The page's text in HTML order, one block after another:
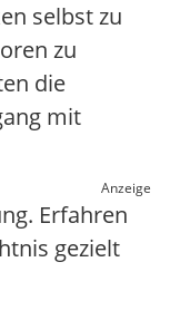
selbst zu
zu
die
mit
Anzeige
Erfahren
gezielt